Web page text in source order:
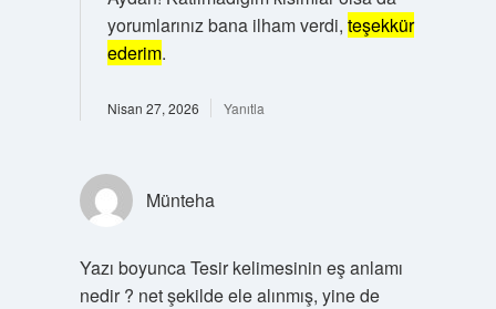
yorumlarınız bana ilham verdi, teşekkür
ederim.
Nisan 27, 2026 Yanıtla
Münteha
Yazı boyunca Tesir kelimesinin eş anlamı
nedir ? net şekilde ele alınmış, yine de